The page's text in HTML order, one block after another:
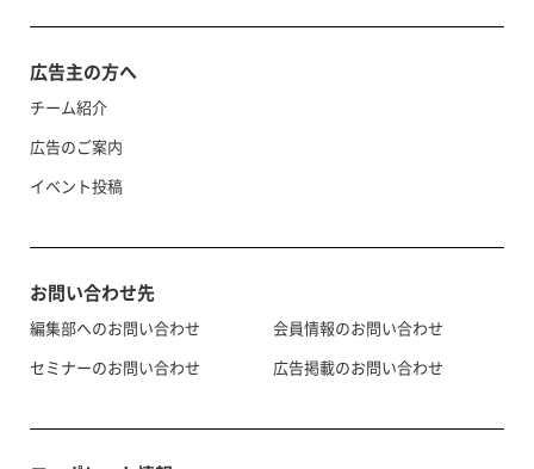
広告主の方へ
チーム紹介
広告のご案内
イベント投稿
お問い合わせ先
編集部へのお問い合わせ
セミナーのお問い合わせ
会員情報のお問い合わせ
広告掲載のお問い合わせ